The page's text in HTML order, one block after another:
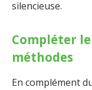
silencieuse.
Compléter le
méthodes
En complément